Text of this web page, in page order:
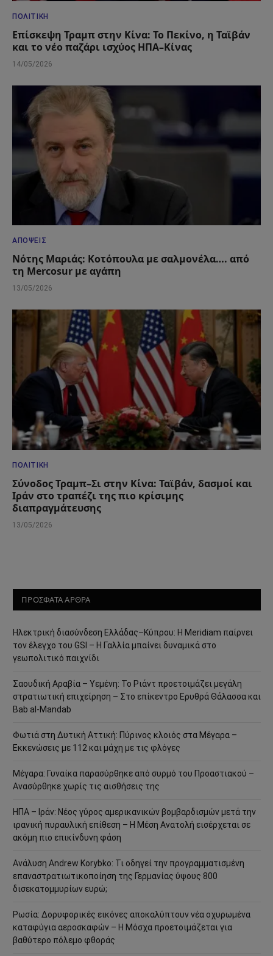
ΠΟΛΙΤΙΚΉ
Επίσκεψη Τραμπ στην Κίνα: Το Πεκίνο, η Ταϊβάν
και το νέο παζάρι ισχύος ΗΠΑ–Κίνας
14/05/2026
ΑΠΌΨΕΙΣ
Νότης Μαριάς: Κοτόπουλα με σαλμονέλα…. από
τη Mercosur με αγάπη
13/05/2026
ΠΟΛΙΤΙΚΉ
Σύνοδος Τραμπ–Σι στην Κίνα: Ταϊβάν, δασμοί και
Ιράν στο τραπέζι της πιο κρίσιμης
διαπραγμάτευσης
13/05/2026
ΠΡΟΣΦΑΤΑ ΑΡΘΡΑ
Ηλεκτρική διασύνδεση Ελλάδας–Κύπρου: Η Meridiam παίρνει
τον έλεγχο του GSI – Η Γαλλία μπαίνει δυναμικά στο
γεωπολιτικό παιχνίδι
Σαουδική Αραβία – Υεμένη: Το Ριάντ προετοιμάζει μεγάλη
στρατιωτική επιχείρηση – Στο επίκεντρο Ερυθρά Θάλασσα και
Bab al-Mandab
Φωτιά στη Δυτική Αττική: Πύρινος κλοιός στα Μέγαρα –
Εκκενώσεις με 112 και μάχη με τις φλόγες
Μέγαρα: Γυναίκα παρασύρθηκε από συρμό του Προαστιακού –
Ανασύρθηκε χωρίς τις αισθήσεις της
ΗΠΑ – Ιράν: Νέος γύρος αμερικανικών βομβαρδισμών μετά την
ιρανική πυραυλική επίθεση – Η Μέση Ανατολή εισέρχεται σε
ακόμη πιο επικίνδυνη φάση
Ανάλυση Andrew Korybko: Τι οδηγεί την προγραμματισμένη
επαναστρατιωτικοποίηση της Γερμανίας ύψους 800
δισεκατομμυρίων ευρώ;
Ρωσία: Δορυφορικές εικόνες αποκαλύπτουν νέα οχυρωμένα
καταφύγια αεροσκαφών – Η Μόσχα προετοιμάζεται για
βαθύτερο πόλεμο φθοράς